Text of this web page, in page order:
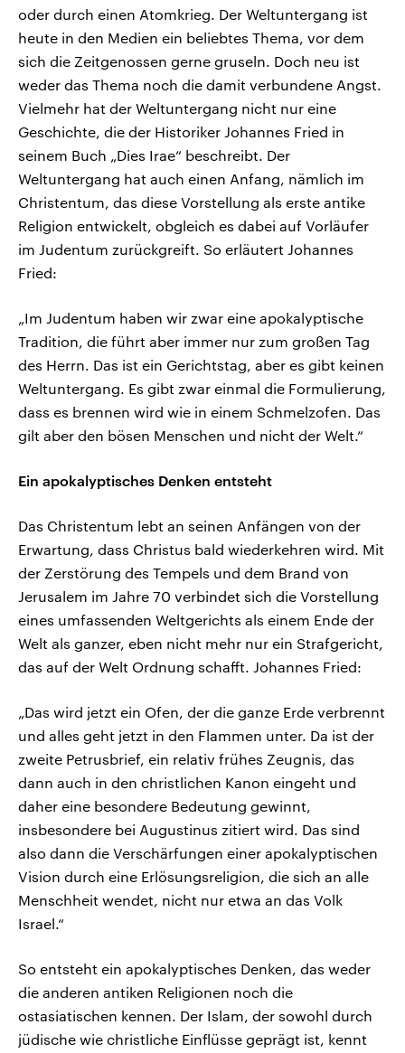
oder durch einen Atomkrieg. Der Weltuntergang ist
heute in den Medien ein beliebtes Thema, vor dem
sich die Zeitgenossen gerne gruseln. Doch neu ist
weder das Thema noch die damit verbundene Angst.
Vielmehr hat der Weltuntergang nicht nur eine
Geschichte, die der Historiker Johannes Fried in
seinem Buch „Dies Irae“ beschreibt. Der
Weltuntergang hat auch einen Anfang, nämlich im
Christentum, das diese Vorstellung als erste antike
Religion entwickelt, obgleich es dabei auf Vorläufer
im Judentum zurückgreift. So erläutert Johannes
Fried:
„Im Judentum haben wir zwar eine apokalyptische
Tradition, die führt aber immer nur zum großen Tag
des Herrn. Das ist ein Gerichtstag, aber es gibt keinen
Weltuntergang. Es gibt zwar einmal die Formulierung,
dass es brennen wird wie in einem Schmelzofen. Das
gilt aber den bösen Menschen und nicht der Welt.“
Ein apokalyptisches Denken entsteht
Das Christentum lebt an seinen Anfängen von der
Erwartung, dass Christus bald wiederkehren wird. Mit
der Zerstörung des Tempels und dem Brand von
Jerusalem im Jahre 70 verbindet sich die Vorstellung
eines umfassenden Weltgerichts als einem Ende der
Welt als ganzer, eben nicht mehr nur ein Strafgericht,
das auf der Welt Ordnung schafft. Johannes Fried:
„Das wird jetzt ein Ofen, der die ganze Erde verbrennt
und alles geht jetzt in den Flammen unter. Da ist der
zweite Petrusbrief, ein relativ frühes Zeugnis, das
dann auch in den christlichen Kanon eingeht und
daher eine besondere Bedeutung gewinnt,
insbesondere bei Augustinus zitiert wird. Das sind
also dann die Verschärfungen einer apokalyptischen
Vision durch eine Erlösungsreligion, die sich an alle
Menschheit wendet, nicht nur etwa an das Volk
Israel.“
So entsteht ein apokalyptisches Denken, das weder
die anderen antiken Religionen noch die
ostasiatischen kennen. Der Islam, der sowohl durch
jüdische wie christliche Einflüsse geprägt ist, kennt